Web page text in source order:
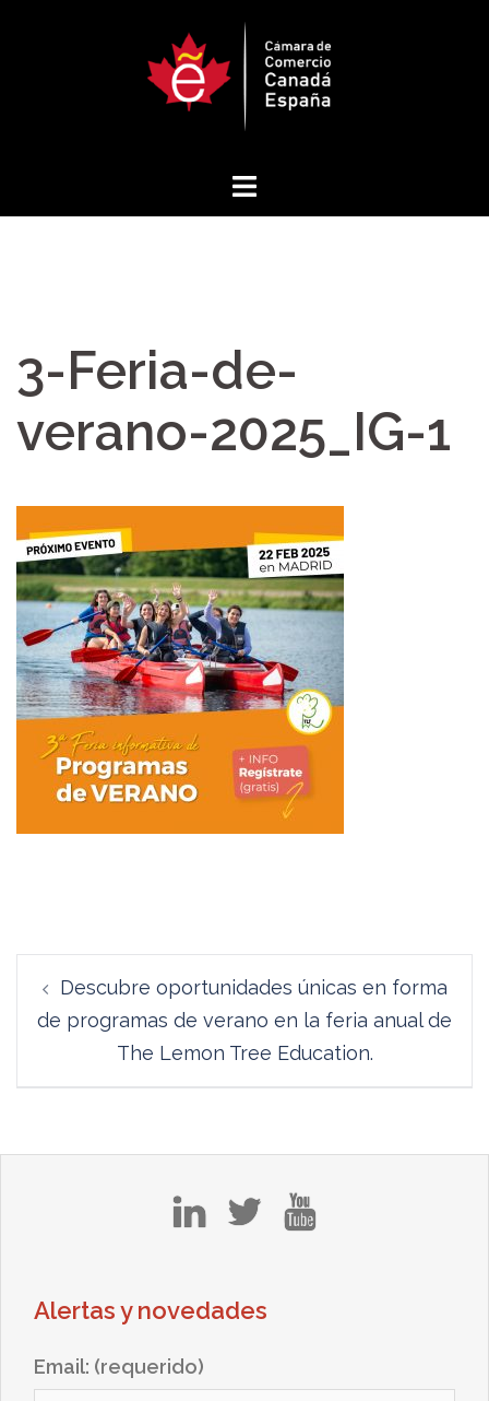
3-Feria-de-
verano-2025_IG-1
de
entradas
Descubre oportunidades únicas en forma
de programas de verano en la feria anual de
The Lemon Tree Education.
Alertas y novedades
Email: (requerido)